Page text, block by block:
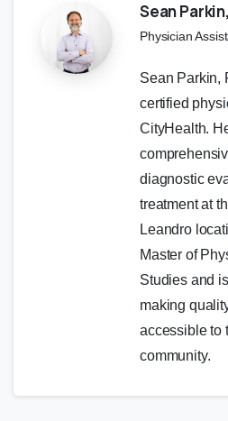
Sean
Physician
Sean Parkin,
certified
CityHealth.
diagnostic
treatment at
Leandro
Master of
Studies and
making
accessible to
community.